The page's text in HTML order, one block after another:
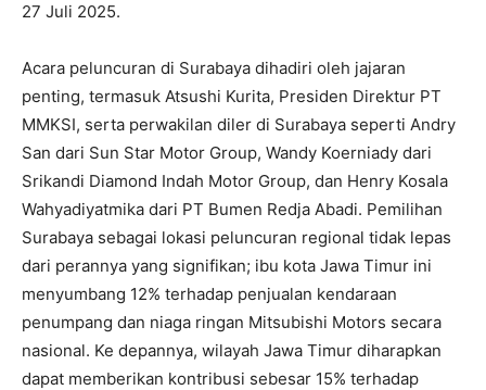
27 Juli 2025.
Acara peluncuran di Surabaya dihadiri oleh jajaran
penting, termasuk Atsushi Kurita, Presiden Direktur PT
MMKSI, serta perwakilan diler di Surabaya seperti Andry
San dari Sun Star Motor Group, Wandy Koerniady dari
Srikandi Diamond Indah Motor Group, dan Henry Kosala
Wahyadiyatmika dari PT Bumen Redja Abadi. Pemilihan
Surabaya sebagai lokasi peluncuran regional tidak lepas
dari perannya yang signifikan; ibu kota Jawa Timur ini
menyumbang 12% terhadap penjualan kendaraan
penumpang dan niaga ringan Mitsubishi Motors secara
nasional. Ke depannya, wilayah Jawa Timur diharapkan
dapat memberikan kontribusi sebesar 15% terhadap